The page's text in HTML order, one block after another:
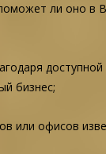
ли оно в
бизнес;
или офисов